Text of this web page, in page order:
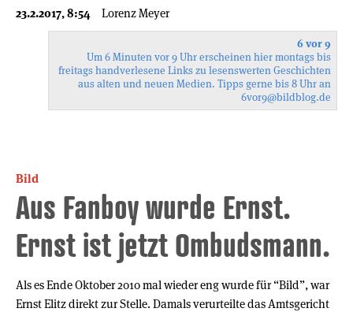
23.2.2017, 8:54 Lorenz Meyer
6 vor 9
Um 6 Minuten vor 9 Uhr erscheinen hier montags bis
freitags handverlesene Links zu lesenswerten Geschichten
aus alten und neuen Medien. Tipps gerne bis 8 Uhr an
6vor9@bildblog.de
Bild
Aus Fanboy wurde Ernst.
Ernst ist jetzt Ombudsmann.
Als es Ende Oktober 2010 mal wieder eng wurde für “Bild”, war
Ernst Elitz direkt zur Stelle. Damals verurteilte das Amtsgericht